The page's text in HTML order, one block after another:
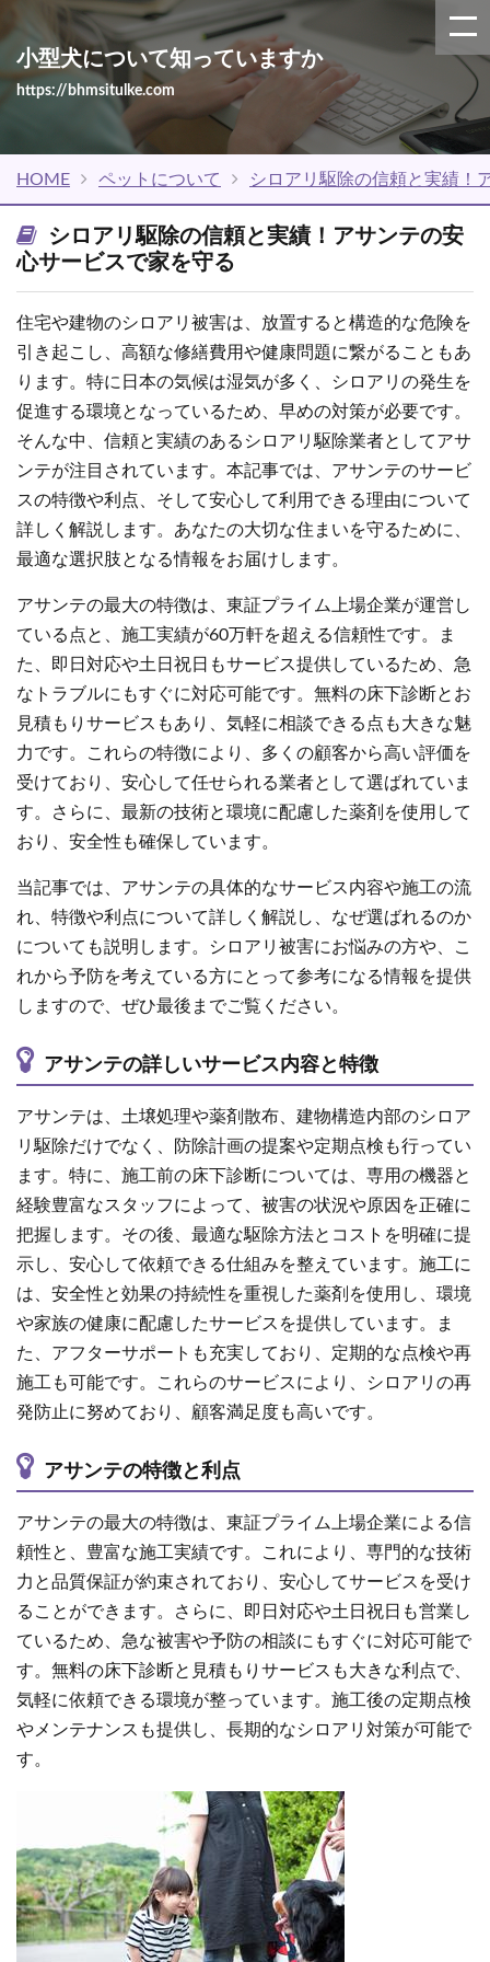
小型犬について知っていますか
https://bhmsitulke.com
HOME ペットについて シロアリ駆除の信頼と実績！
シロアリ駆除の信頼と実績！アサンテの安
心サービスで家を守る
住宅や建物のシロアリ被害は、放置すると構造的な危険を
引き起こし、高額な修繕費用や健康問題に繋がることもあ
ります。特に日本の気候は湿気が多く、シロアリの発生を
促進する環境となっているため、早めの対策が必要です。
そんな中、信頼と実績のあるシロアリ駆除業者としてアサ
ンテが注目されています。本記事では、アサンテのサービ
スの特徴や利点、そして安心して利用できる理由について
詳しく解説します。あなたの大切な住まいを守るために、
最適な選択肢となる情報をお届けします。
アサンテの最大の特徴は、東証プライム上場企業が運営し
ている点と、施工実績が60万軒を超える信頼性です。ま
た、即日対応や土日祝日もサービス提供しているため、急
なトラブルにもすぐに対応可能です。無料の床下診断とお
見積もりサービスもあり、気軽に相談できる点も大きな魅
力です。これらの特徴により、多くの顧客から高い評価を
受けており、安心して任せられる業者として選ばれていま
す。さらに、最新の技術と環境に配慮した薬剤を使用して
おり、安全性も確保しています。
当記事では、アサンテの具体的なサービス内容や施工の流
れ、特徴や利点について詳しく解説し、なぜ選ばれるのか
についても説明します。シロアリ被害にお悩みの方や、こ
れから予防を考えている方にとって参考になる情報を提供
しますので、ぜひ最後までご覧ください。
アサンテの詳しいサービス内容と特徴
アサンテは、土壌処理や薬剤散布、建物構造内部のシロア
リ駆除だけでなく、防除計画の提案や定期点検も行ってい
ます。特に、施工前の床下診断については、専用の機器と
経験豊富なスタッフによって、被害の状況や原因を正確に
把握します。その後、最適な駆除方法とコストを明確に提
示し、安心して依頼できる仕組みを整えています。施工に
は、安全性と効果の持続性を重視した薬剤を使用し、環境
や家族の健康に配慮したサービスを提供しています。ま
た、アフターサポートも充実しており、定期的な点検や再
施工も可能です。これらのサービスにより、シロアリの再
発防止に努めており、顧客満足度も高いです。
アサンテの特徴と利点
アサンテの最大の特徴は、東証プライム上場企業による信
頼性と、豊富な施工実績です。これにより、専門的な技術
力と品質保証が約束されており、安心してサービスを受け
ることができます。さらに、即日対応や土日祝日も営業し
ているため、急な被害や予防の相談にもすぐに対応可能で
す。無料の床下診断と見積もりサービスも大きな利点で、
気軽に依頼できる環境が整っています。施工後の定期点検
やメンテナンスも提供し、長期的なシロアリ対策が可能で
す。